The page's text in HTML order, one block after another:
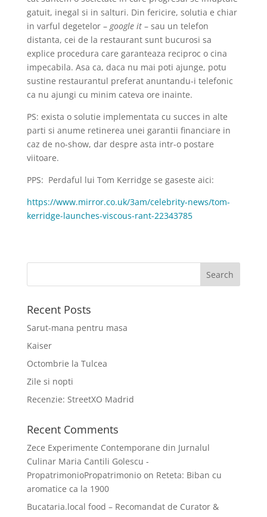
gatuit, inegal si in salturi. Din fericire, solutia e chiar
in varful degetelor – google it– sau un telefon
distanta, cei de la restaurant sunt bucurosi sa
explice procedura care garanteaza reciproc o cina
impecabila. Asa ca, daca nu mai poti ajunge, potu
sustine restaurantul preferat anuntandu-i telefonic
ca nu ajungi cu minim cateva ore inainte.
PS: exista o solutie implementata cu succes in alte
parti si anume retinerea unei garantii financiare in
caz de no-show, dar despre asta intr-o postare
viitoare.
PPS: Perdaful lui Tom Kerridge se gaseste aici:
https://www.mirror.co.uk/3am/celebrity-news/tom-
kerridge-launches-viscous-rant-22343785
Recent Posts
Sarut-mana pentru masa
Kaiser
Octombrie la Tulcea
Zile si nopti
Recenzie: StreetXO Madrid
Recent Comments
Zece Experimente Contemporane din Jurnalul
Culinar Maria Cantili Golescu -
PropatrimonioPropatrimonioon Reteta: Biban cu
aromatice ca la 1900
Bucataria.local food – Recomandat de Curator &